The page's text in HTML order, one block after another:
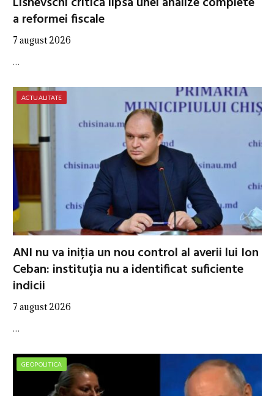
a reformei fiscale
7 august 2026
…
ACTUALITATE
ANI nu va iniția un nou control al averii lui Ion
Ceban: instituția nu a identificat suficiente
indicii
7 august 2026
…
GEOPOLITICA